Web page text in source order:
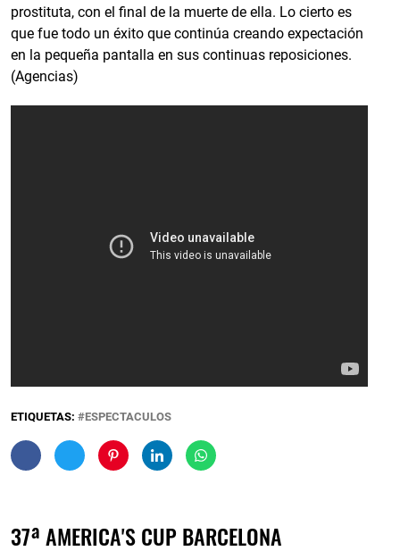
prostituta, con el final de la muerte de ella. Lo cierto es
que fue todo un éxito que continúa creando expectación
en la pequeña pantalla en sus continuas reposiciones.
(Agencias)
ETIQUETAS: ESPECTACULOS
37ª AMERICA'S CUP BARCELONA